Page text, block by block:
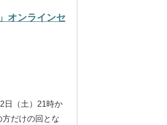
オンラインセ
日（土）21時か
だけの回とな